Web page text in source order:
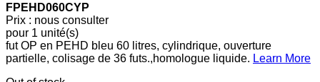
FPEHD060CYP
Prix : nous consulter
pour 1 unité(s)
fut OP en PEHD bleu 60 litres, cylindrique, ouverture
partielle, colisage de 36 futs.,homologue liquide. Learn More